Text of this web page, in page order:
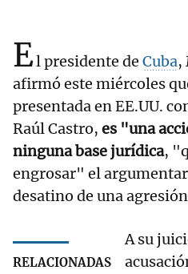
El presidente de Cuba,
afirmó este miércoles
presentada en EE.UU.
Raúl Castro, es "una
ninguna base jurídica,
engrosar" el
desatino de una
RELACIONADAS
A su